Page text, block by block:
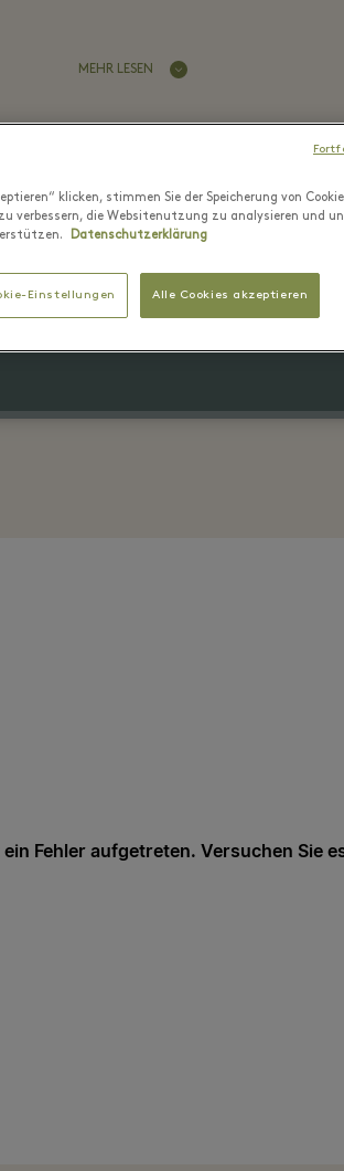
MEHR LESEN
auf den
klicken, stimmen Sie der Speicherung von
verbessern, die Websitenutzung zu analysieren und
Datenschutzerklärung
Einstellungen Alle Cookies akzeptieren